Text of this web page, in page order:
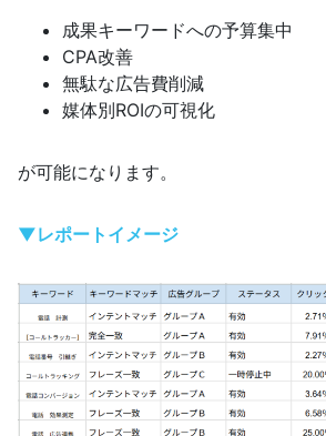
成果キーワードへの予算集中
CPA改善
無駄な広告費削減
媒体別ROIの可視化
が可能になります。
▼レポートイメージ